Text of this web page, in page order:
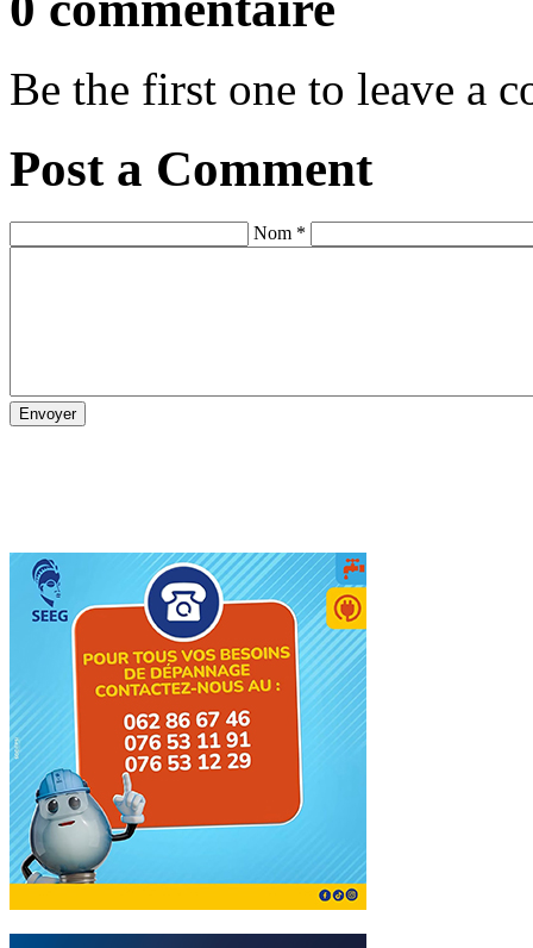
Be the first one to leave a
Post a Comment
Nom *